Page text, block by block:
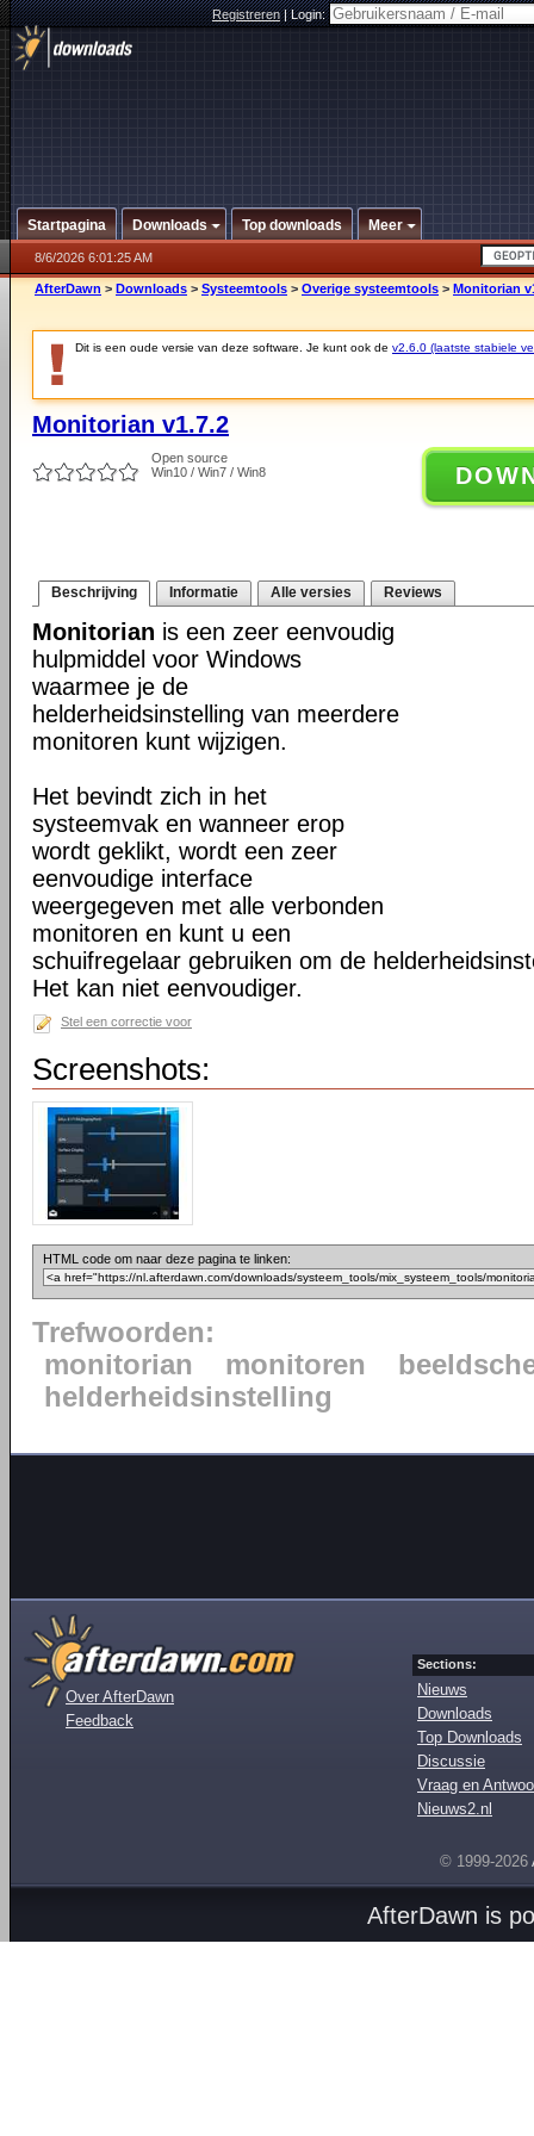
Registreren|Login:
Startpagina Downloads Top downloads Meer
8/6/2026 6:01:25 AM
AfterDawn > Downloads > Systeemtools > Overige systeemtools > Monitorian
Dit is een oude versie van deze software. Je kunt ook de v2.6.0 (laatste stabiele
Monitorian v1.7.2
Open source
Win10 / Win7 / Win8
Beschrijving Informatie Alle versies Reviews
Monitorian is een zeer eenvoudig
hulpmiddel voor Windows
waarmee je de
helderheidsinstelling van meerdere
monitoren kunt wijzigen.
Het bevindt zich in het
systeemvak en wanneer erop
wordt geklikt, wordt een zeer
eenvoudige interface
weergegeven met alle verbonden
monitoren en kunt u een
schuifregelaar gebruiken om de
Het kan niet eenvoudiger.
Stel een correctie voor
Screenshots:
HTML code om naar deze pagina te linken:
Trefwoorden:
monitorian
monitoren
helderheidsinstelling
Over AfterDawn
Feedback
Sections:
Nieuws
Downloads
Top Downloads
Discussie
Vraag en
Nieuws2.nl
© 1999-2026
AfterDawn is